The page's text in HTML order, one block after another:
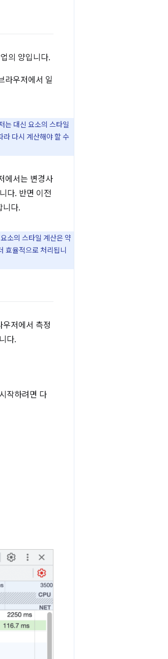
의 양입니다.
라우저에서 일
는 대신 요소의 스타일
라 다시 계산해야 할 수
에서는 변경사
다. 반면 이전
니다.
소의 스타일 계산은 약
효율적으로 처리됩니
저에서 측정
다.
작하려면 다